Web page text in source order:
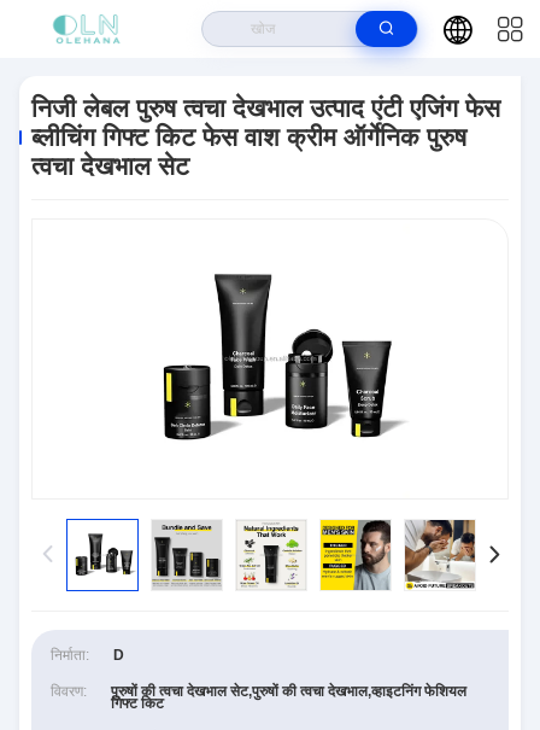
ब्लीचिंग गिफ्ट किट फेस वाश क्रीम ऑर्गेनिक पुरुष त्वचा देखभाल सेट
निजी लेबल पुरुष त्वचा देखभाल उत्पाद एंटी एजिंग फेस
ब्लीचिंग गिफ्ट किट फेस वाश क्रीम ऑर्गेनिक पुरुष
त्वचा देखभाल सेट
निर्माता: D
विवरण: पुरुषों की त्वचा देखभाल सेट,पुरुषों की त्वचा देखभाल,व्हाइटनिंग फेशियल
गिफ्ट किट